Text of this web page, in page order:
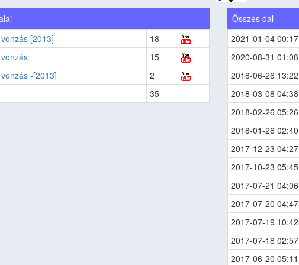
[2013]
18
15
-[2013]
2
35
Összes dal
2021-01-04 00:17
2020-08-31 01:08
2018-06-26 13:22
2018-03-08 04:38
2018-02-26 05:26
2018-01-26 02:40
2017-12-23 04:27
2017-10-23 05:45
2017-07-21 04:06
2017-07-20 04:47
2017-07-19 10:42
2017-07-18 02:57
2017-06-20 05:11